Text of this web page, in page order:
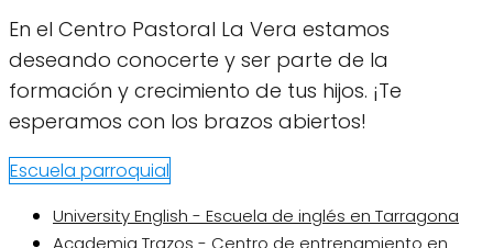
En el Centro Pastoral La Vera estamos
deseando conocerte y ser parte de la
formación y crecimiento de tus hijos. ¡Te
esperamos con los brazos abiertos!
Escuela parroquial
University English - Escuela de inglés en Tarragona
Academia Trazos - Centro de entrenamiento en